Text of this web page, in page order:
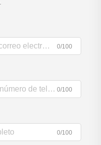
0/100
0/100
0/100